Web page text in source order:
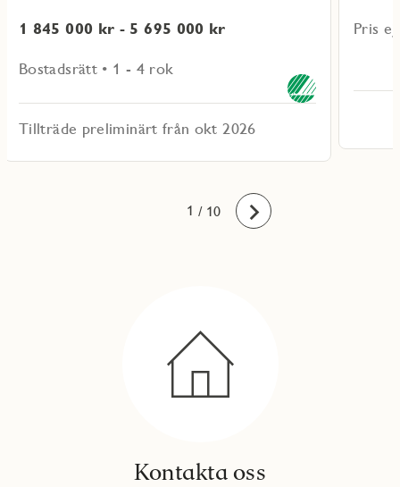
1 845 000 kr - 5 695 000 kr
Bostadsrätt • 1 - 4 rok
Tillträde preliminärt från okt 2026
Pris
1
2
3
4
5
6
7
8
9
10 / 10 Framåt
Kontakta oss